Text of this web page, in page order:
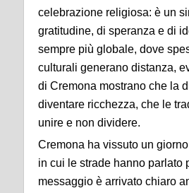
celebrazione religiosa: è un
gratitudine, di speranza e di
sempre più globale, dove
culturali generano distanza,
di Cremona mostrano che la
diventare ricchezza, che le
unire e non dividere.
Cremona ha vissuto un
in cui le strade hanno parlato
messaggio è arrivato chiaro